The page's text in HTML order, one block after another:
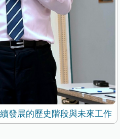
發展的歷史階段與未來工作